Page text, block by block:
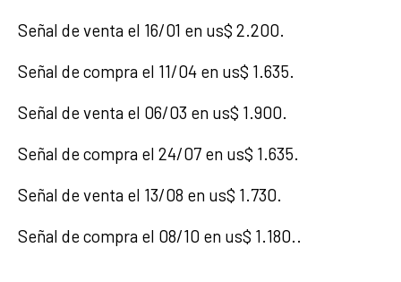
Señal de venta el 16/01 en us$ 2.200.
Señal de compra el 11/04 en us$ 1.635.
Señal de venta el 06/03 en us$ 1.900.
Señal de compra el 24/07 en us$ 1.635.
Señal de venta el 13/08 en us$ 1.730.
Señal de compra el 08/10 en us$ 1.180..